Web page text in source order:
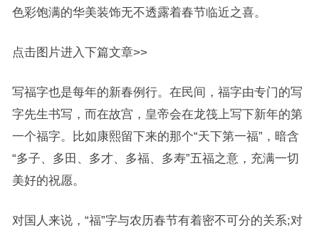
色彩饱满的华美装饰无不透露着春节临近之喜。
点击图片进入下篇文章>>
写福字也是每年的新春例行。在民间，福字由专门的写
字先生书写，而在故宫，皇帝会在龙筏上写下新年的第
一个福字。比如康熙留下来的那个“天下第一福”，暗含
“多子、多田、多才、多福、多寿”五福之意，充满一切
美好的祝愿。
对国人来说，“福”字与农历春节有着密不可分的关系;对